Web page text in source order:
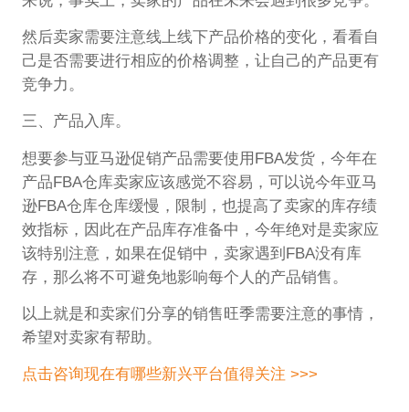
然后卖家需要注意线上线下产品价格的变化，看看自
己是否需要进行相应的价格调整，让自己的产品更有
竞争力。
三、产品入库。
想要参与亚马逊促销产品需要使用FBA发货，今年在
产品FBA仓库卖家应该感觉不容易，可以说今年亚马
逊FBA仓库仓库缓慢，限制，也提高了卖家的库存绩
效指标，因此在产品库存准备中，今年绝对是卖家应
该特别注意，如果在促销中，卖家遇到FBA没有库
存，那么将不可避免地影响每个人的产品销售。
以上就是和卖家们分享的销售旺季需要注意的事情，
希望对卖家有帮助。
点击咨询现在有哪些新兴平台值得关注 >>>